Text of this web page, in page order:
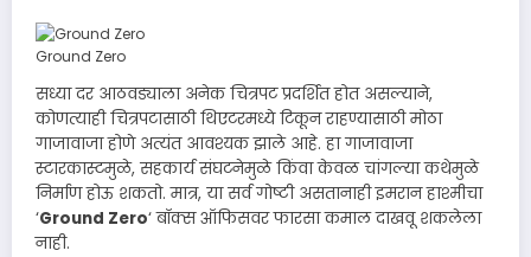
Ground Zero
सध्या दर आठवड्याला अनेक चित्रपट प्रदर्शित होत असल्याने,
कोणत्याही चित्रपटासाठी थिएटरमध्ये टिकून राहण्यासाठी मोठा
गाजावाजा होणे अत्यंत आवश्यक झाले आहे. हा गाजावाजा
स्टारकास्टमुळे, सहकार्य संघटनेमुळे किंवा केवळ चांगल्या कथेमुळे
निर्माण होऊ शकतो. मात्र, या सर्व गोष्टी असतानाही इमरान हाश्मीचा
‘Ground Zero‘ बॉक्स ऑफिसवर फारसा कमाल दाखवू शकलेला
नाही.